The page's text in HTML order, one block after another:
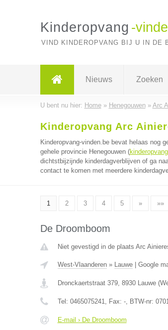
Kinderopvang -
VIND KINDEROPVANG BIJ U IN DE
Nieuws Zoeken
U bent nu hier: Home» Henegouwen» Arc
Kinderopvang Arc
Kinderopvang-vinden.be bevat helaas nog
gehele provincie Henegouwen (
dichtstbijzijnde kinderdagverblijven of ga
contact te komen met meerdere
1 2 3 4 5 » »»
De Droomboom
Niet gevestigd in de plaats Arc
West-Vlaanderen» Lauwe| Google
Dronckaertstraat 379, 8930 Lauwe(
Tel: 0465075241, Fax: -, BTW-nr:
E-mail › De Droomboom